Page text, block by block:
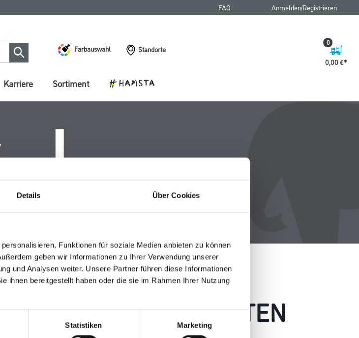
Details Über Cookies
Funktionen für soziale Medien anbieten zu können
geben wir Informationen zu Ihrer Verwendung unserer
und Analysen weiter. Unsere Partner führen diese Informationen
ihnen bereitgestellt haben oder die sie im Rahmen Ihrer Nutzung
Statistiken Marketing
FAQ Anmelden/Registrieren
Farbauswahl
Standorte
0,00 €
0
Karriere Sortiment
IST AUFGETRETEN